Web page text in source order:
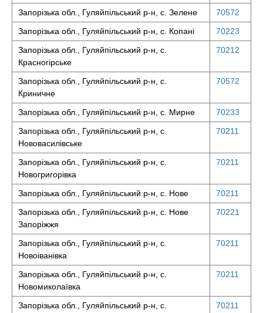
Запорізька обл., Гуляйпільський р-н, с. Зелене
70572
Запорізька обл., Гуляйпільський р-н, с. Копані
70223
Запорізька обл., Гуляйпільський р-н, с.
Красногірське
70212
Запорізька обл., Гуляйпільський р-н, с.
Криничне
70572
Запорізька обл., Гуляйпільський р-н, с. Мирне
70233
Запорізька обл., Гуляйпільський р-н, с.
Нововасилівське
70211
Запорізька обл., Гуляйпільський р-н, с.
Новогригорівка
70211
Запорізька обл., Гуляйпільський р-н, с. Нове
70211
Запорізька обл., Гуляйпільський р-н, с. Нове
Запоріжжя
70221
Запорізька обл., Гуляйпільський р-н, с.
Новоіванівка
70211
Запорізька обл., Гуляйпільський р-н, с.
Новомиколаївка
70211
Запорізька обл., Гуляйпільський р-н, с.
70211